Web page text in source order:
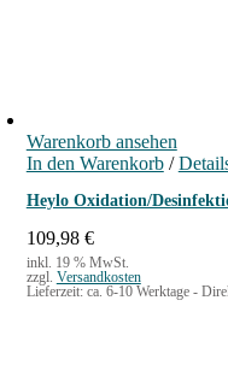
Warenkorb ansehen
In den Warenkorb /
Heylo Oxidation/
109,98 €
inkl. 19 % MwSt.
zzgl. Versandkosten
Lieferzeit: ca. 6-10 Werktage -